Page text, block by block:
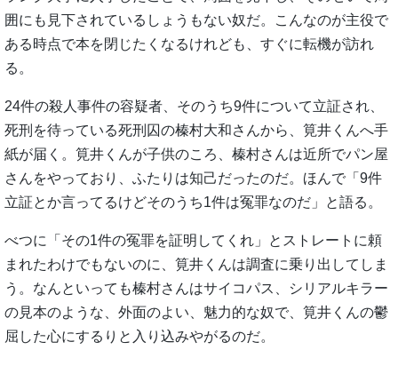
囲にも見下されているしょうもない奴だ。こんなのが主役で
ある時点で本を閉じたくなるけれども、すぐに転機が訪れ
る。
24件の殺人事件の容疑者、そのうち9件について立証され、
死刑を待っている死刑囚の榛村大和さんから、筧井くんへ手
紙が届く。筧井くんが子供のころ、榛村さんは近所でパン屋
さんをやっており、ふたりは知己だったのだ。ほんで「9件
立証とか言ってるけどそのうち1件は冤罪なのだ」と語る。
べつに「その1件の冤罪を証明してくれ」とストレートに頼
まれたわけでもないのに、筧井くんは調査に乗り出してしま
う。なんといっても榛村さんはサイコパス、シリアルキラー
の見本のような、外面のよい、魅力的な奴で、筧井くんの鬱
屈した心にするりと入り込みやがるのだ。